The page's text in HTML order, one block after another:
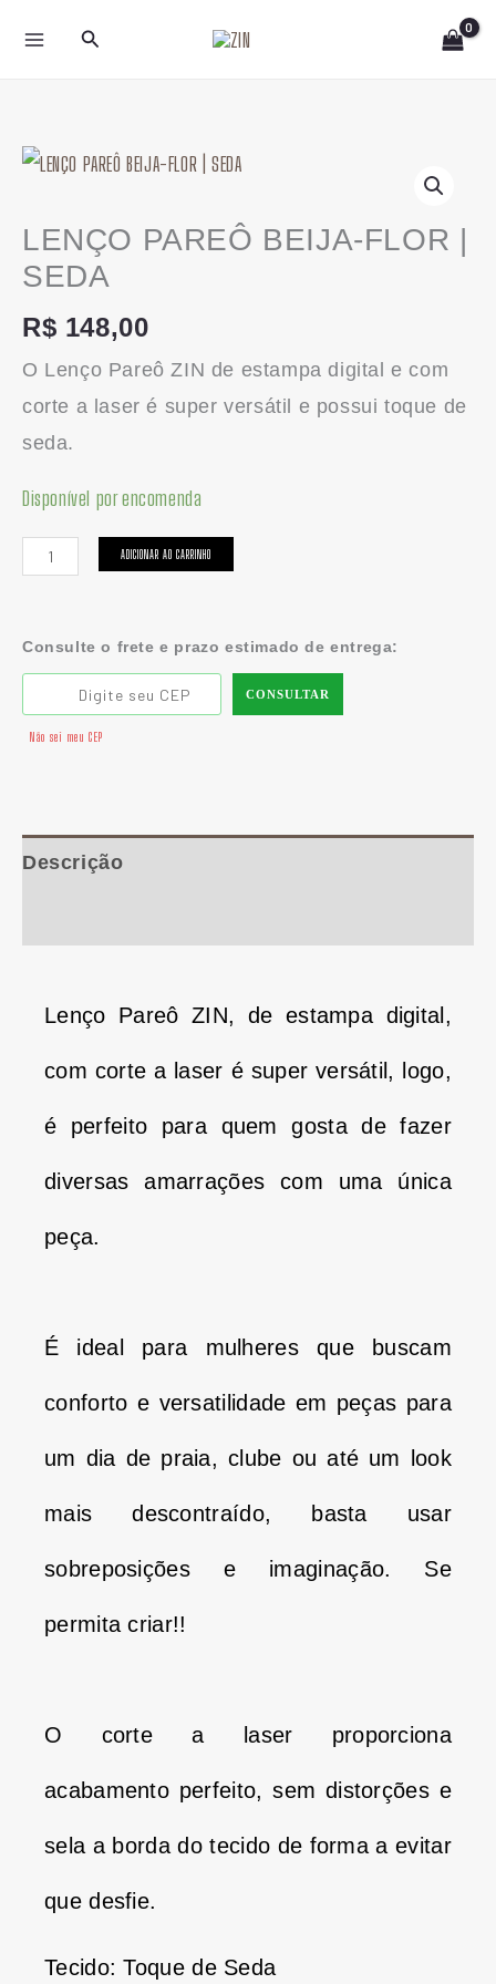
para
Pesquisar
LENÇO PAREÔ BEIJA-FLOR |
SEDA
R$ 148,00
O Lenço Pareô ZIN de estampa digital e com
corte a laser é super versátil e possui toque de
seda.
Disponível por encomenda
LENÇO
BEIJA-
FLOR
SEDA
quantidade
ADICIONAR AO CARRINHO
Consulte o frete e prazo estimado de entrega:
CONSULTAR
Não sei meu CEP
Descrição
Lenço Pareô ZIN, de estampa digital,
com corte a laser é super versátil, logo,
é perfeito para quem gosta de fazer
diversas amarrações com uma única
peça.
É ideal para mulheres que buscam
conforto e versatilidade em peças para
um dia de praia, clube ou até um look
mais descontraído, basta usar
sobreposições e imaginação. Se
permita criar!!
O corte a laser proporciona
acabamento perfeito, sem distorções e
sela a borda do tecido de forma a evitar
que desfie.
Tecido: Toque de Seda